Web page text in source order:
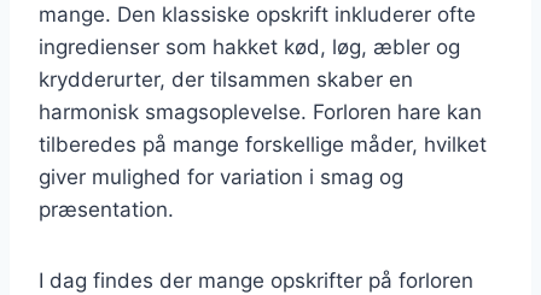
mange. Den klassiske opskrift inkluderer ofte
ingredienser som hakket kød, løg, æbler og
krydderurter, der tilsammen skaber en
harmonisk smagsoplevelse. Forloren hare kan
tilberedes på mange forskellige måder, hvilket
giver mulighed for variation i smag og
præsentation.
I dag findes der mange opskrifter på forloren